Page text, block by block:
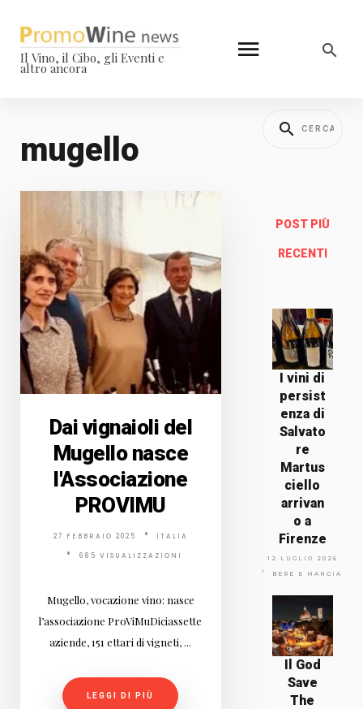
Il Vino, il Cibo, gli Eventi e
altro ancora
mugello
Dai vignaioli del
Mugello nasce
l'Associazione
PROVIMU
27 FEBBRAIO 2025 ITALIA
685 VISUALIZZAZIONI
Mugello, vocazione vino: nasce
l’associazione ProViMuDiciassette
aziende, 151 ettari di vigneti, ...
LEGGI DI PIÙ
POST PIÙ
RECENTI
I vini di
persist
enza di
Salvato
re
Martus
ciello
arrivan
o a
Firenze
12 LUGLIO 2026
BERE E MANGIARE
Il God
Save
The